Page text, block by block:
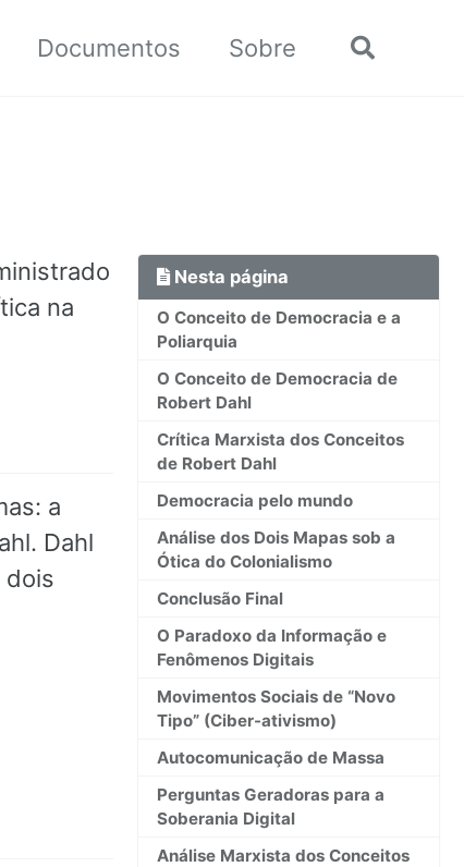
Documentos Sobre
Chavear
Nesta página
O Conceito de Democracia e a
Poliarquia
O Conceito de Democracia de
Robert Dahl
Crítica Marxista dos Conceitos
de Robert Dahl
Democracia pelo mundo
Análise dos Dois Mapas sob a
Ótica do Colonialismo
Conclusão Final
O Paradoxo da Informação e
Fenômenos Digitais
Movimentos Sociais de “Novo
Tipo” (Ciber-ativismo)
Autocomunicação de Massa
Perguntas Geradoras para a
Soberania Digital
Análise Marxista dos Conceitos
na
a
Dahl
dois